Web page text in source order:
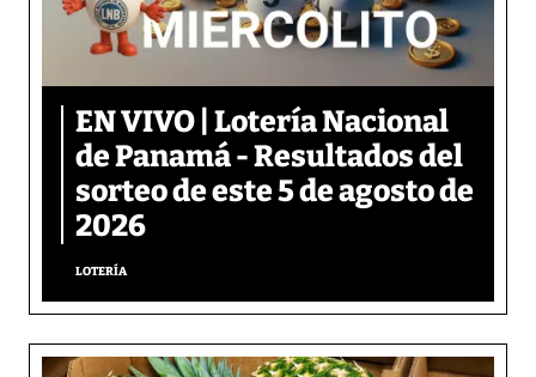
EN VIVO | Lotería Nacional
de Panamá - Resultados del
sorteo de este 5 de agosto de
2026
LOTERÍA